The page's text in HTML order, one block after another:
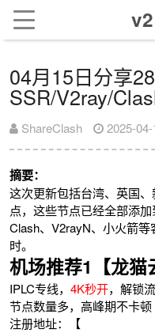
04月15日分享
SSR/V2ray/
ShareClash 2025-
摘要：
这次更新包括台湾、英国
点，这些节点已经全部添加
Clash、V2rayN、小火箭
时。
机场推荐1【龙猫
IPLC专线，4K秒开，解锁
节点数量多，高峰期不卡顿
注册地址：【